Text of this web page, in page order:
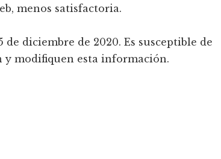
menos satisfactoria.
diciembre de 2020. Es susceptible de
y modifiquen esta información.